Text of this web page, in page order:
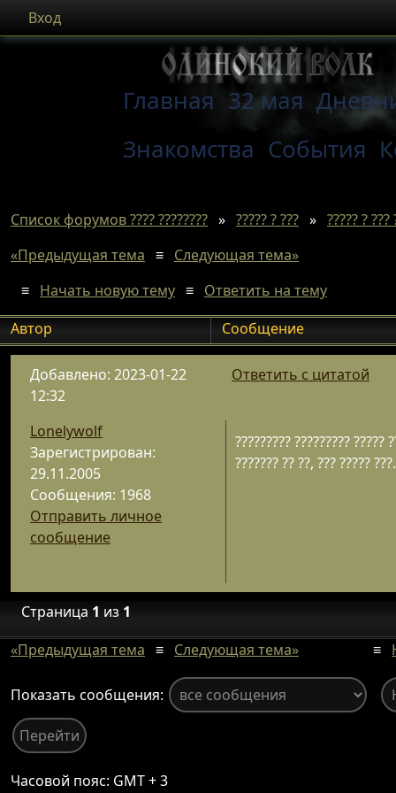
Вход
Главная 32 мая
Знакомства События
Список форумов ???? ???????? » ????? ? ??? » ????? ? ???
«Предыдущая тема ≡ Следующая тема»
≡ Начать новую тему ≡ Ответить на тему
Автор
Сообщение
Добавлено: 2023-01-22
12:32
Ответить с цитатой
Lonelywolf
Зарегистрирован:
29.11.2005
Сообщения: 1968
Отправить личное
сообщение
????????? ????????? ?????
??????? ?? ??, ??? ????? ???.
Страница 1 из 1
«Предыдущая тема ≡ Следующая тема» ≡
Показать сообщения:
Часовой пояс: GMT + 3